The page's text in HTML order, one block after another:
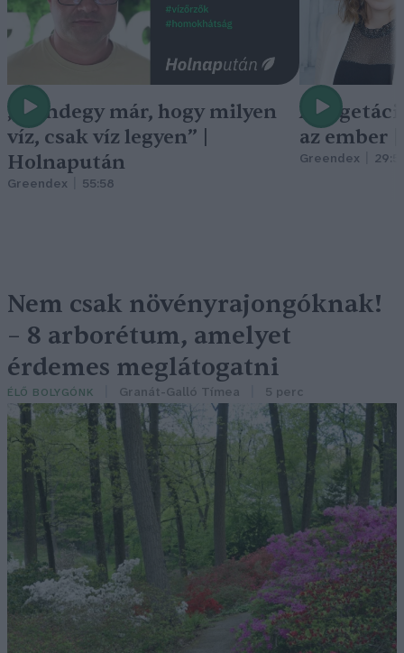
„Mindegy már, hogy milyen
víz, csak víz legyen” |
Holnapután
Greendex 55:58
A
az ember
Greendex
Nem csak növényrajongóknak!
– 8 arborétum, amelyet
érdemes meglátogatni
ÉLŐ BOLYGÓNK Granát-Galló Tímea 5 perc